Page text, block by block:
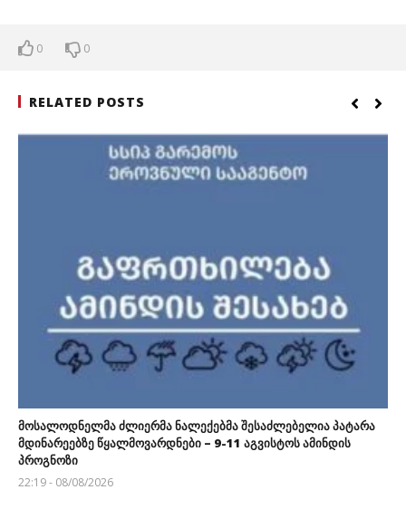
0 0
RELATED POSTS
მოსალოდნელმა ძლიერმა ნალექებმა შესაძლებელია პატარა
მდინარეებზე წყალმოვარდნები – 9-11 აგვისტოს ამინდის
პროგნოზი
22:19 - 08/08/2026